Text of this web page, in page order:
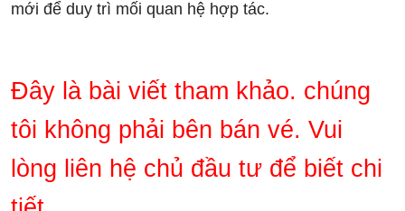
mới để duy trì mối quan hệ hợp tác.
Đây là bài viết tham khảo. chúng
tôi không phải bên bán vé. Vui
lòng liên hệ chủ đầu tư để biết chi